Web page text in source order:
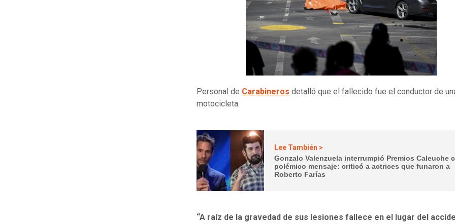
Personal de Carabineros detalló que el fallecido fue el conductor de
motocicleta.
Lee También >
Gonzalo Valenzuela interrumpió Premios Caleuche
polémico mensaje: criticó a actrices que funaron a
Roberto Farías
“A raíz de la gravedad de sus lesiones fallece en el lugar del